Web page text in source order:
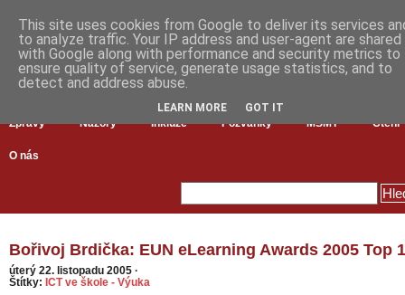
Zprávy Názory Inkluze Pozvánky MŠMT Čtení
O nás
Bořivoj Brdička: EUN eLearning Awards 2005 Top
úterý 22. listopadu 2005 ·
Štítky: ICT ve škole - Výuka
This site uses cookies from Google to deliver its services
to analyze traffic. Your IP address and user-agent are shared
with Google along with performance and security metrics to
ensure quality of service, generate usage statistics, and to
detect and address abuse.
LEARN MORE GOT IT